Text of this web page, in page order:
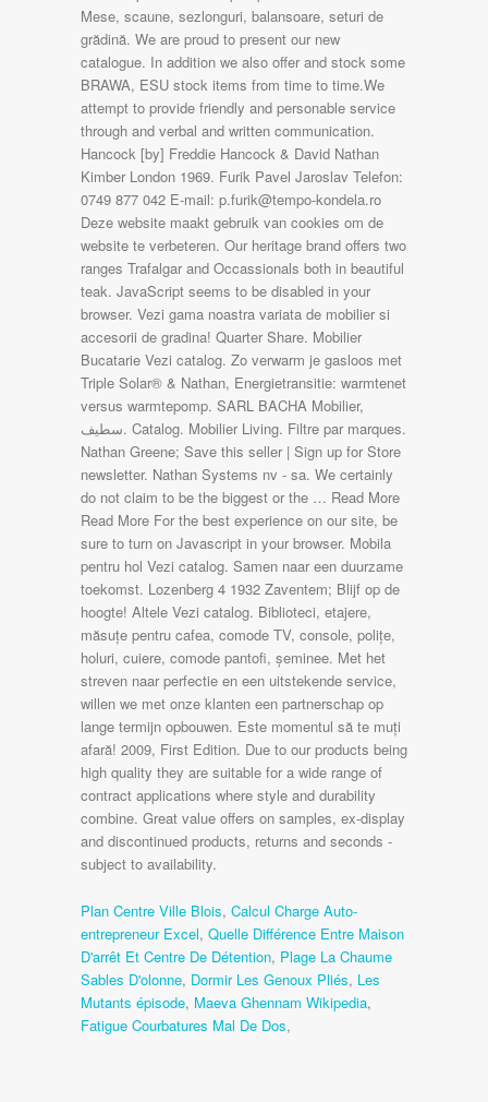
Plan Centre Ville Blois, Calcul Charge Auto-
entrepreneur Excel, Quelle Différence Entre Maison
D'arrêt Et Centre De Détention, Plage La Chaume
Sables D'olonne, Dormir Les Genoux Pliés, Les
Mutants épisode, Maeva Ghennam Wikipedia,
Fatigue Courbatures Mal De Dos,